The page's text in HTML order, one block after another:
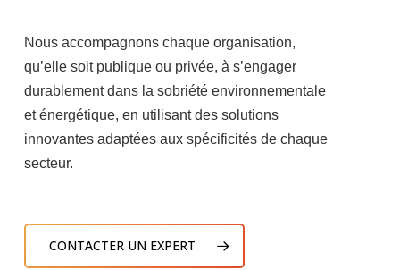
Nous accompagnons chaque organisation,
qu’elle soit publique ou privée, à s’engager
durablement dans la sobriété environnementale
et énergétique, en utilisant des solutions
innovantes adaptées aux spécificités de chaque
secteur.
CONTACTER UN EXPERT